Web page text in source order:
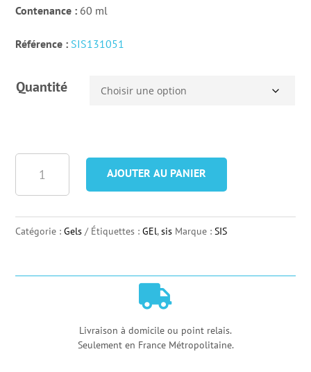
Contenance : 60 ml
Référence : SIS131051
Quantité
SIS
AJOUTER AU PANIER
Catégorie :Gels Étiquettes :GEl,sis Marque :SIS

Livraison à domicile ou point relais.
Seulement en France Métropolitaine.